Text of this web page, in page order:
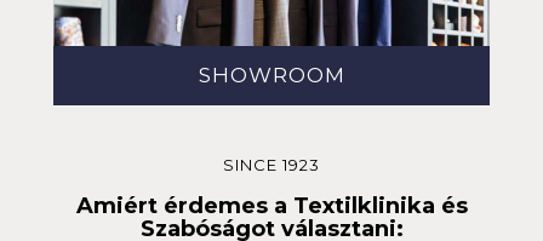
SHOWROOM
SINCE 1923
Amiért érdemes a Textilklinika és
Szabóságot választani: